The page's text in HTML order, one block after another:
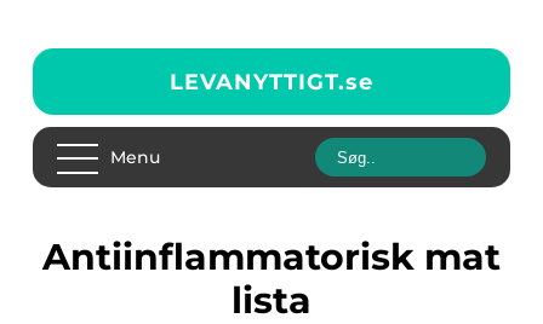
LEVANYTTIGT.se
Menu
antiinflammatorisk mat
lista